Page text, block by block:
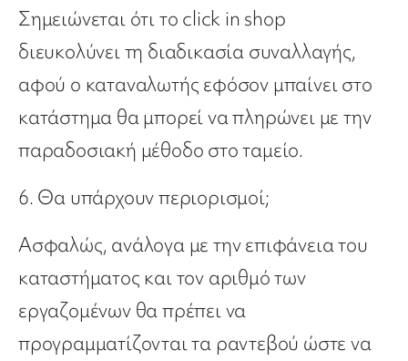
Σημειώνεται ότι το click in shop
διευκολύνει τη διαδικασία συναλλαγής,
αφού ο καταναλωτής εφόσον μπαίνει στο
κατάστημα θα μπορεί να πληρώνει με την
παραδοσιακή μέθοδο στο ταμείο.
6. Θα υπάρχουν περιορισμοί;
Ασφαλώς, ανάλογα με την επιφάνεια του
καταστήματος και τον αριθμό των
εργαζομένων θα πρέπει να
προγραμματίζονται τα ραντεβού ώστε να